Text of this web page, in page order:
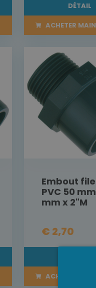
DÉTAIL
ACHETER
Embout
PVC 50
mm x 2"M
€ 2,70
ACHETER